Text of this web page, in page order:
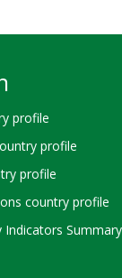
profile
profile
profile
country profile
Indicators Summary